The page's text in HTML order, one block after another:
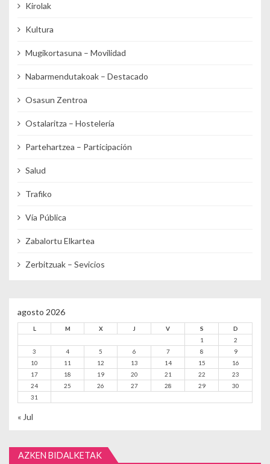
Kirolak
Kultura
Mugikortasuna – Movilidad
Nabarmendutakoak – Destacado
Osasun Zentroa
Ostalaritza – Hostelería
Partehartzea – Participación
Salud
Trafiko
Vía Pública
Zabalortu Elkartea
Zerbitzuak – Sevicios
agosto 2026
L M X J V S
D
1
2
3
4 5 6 7 8
9
10
11 12 13 14 15
16
17
18 19 20 21 22
23
24
25 26 27 28 29
30
31
« Jul
AZKEN BIDALKETAK